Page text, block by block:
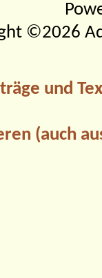
©2026
und
(auch